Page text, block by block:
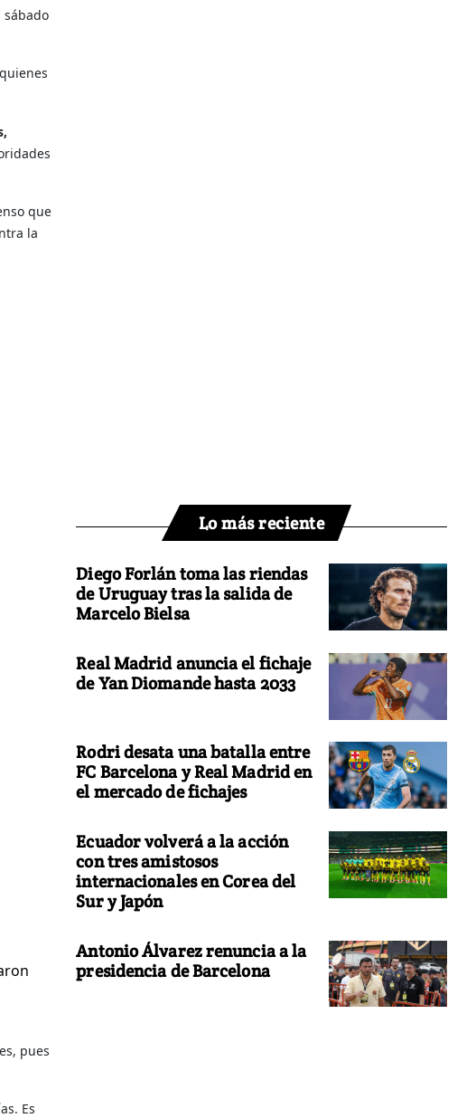
que
la
pues
Es
Lo más reciente
Diego Forlán toma las riendas
de Uruguay tras la salida de
Marcelo Bielsa
Real Madrid anuncia el fichaje
de Yan Diomande hasta 2033
Rodri desata una batalla entre
FC Barcelona y Real Madrid en
el mercado de fichajes
Ecuador volverá a la acción
con tres amistosos
internacionales en Corea del
Sur y Japón
Antonio Álvarez renuncia a la
presidencia de Barcelona